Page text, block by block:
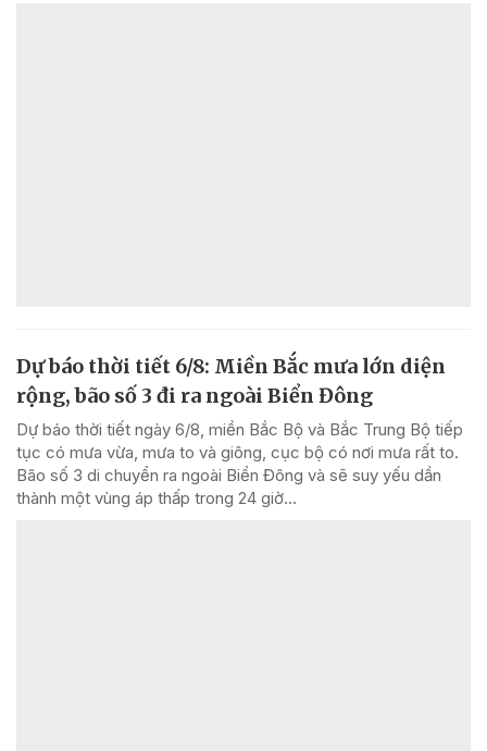
Dự báo thời tiết 6/8: Miền Bắc mưa lớn diện
rộng, bão số 3 đi ra ngoài Biển Đông
Dự báo thời tiết ngày 6/8, miền Bắc Bộ và Bắc Trung Bộ tiếp
tục có mưa vừa, mưa to và giông, cục bộ có nơi mưa rất to.
Bão số 3 di chuyển ra ngoài Biển Đông và sẽ suy yếu dần
thành một vùng áp thấp trong 24 giờ...